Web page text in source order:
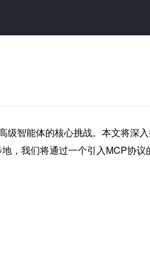
智能体的核心挑战。本文将深
，我们将通过一个引入MCP协